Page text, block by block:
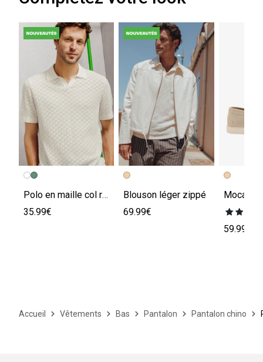
Polo en maille col resort damier
35.99€
Blouson léger zippé
69.99€
59.99€
Accueil Vêtements Bas Pantalon Pantalon chino